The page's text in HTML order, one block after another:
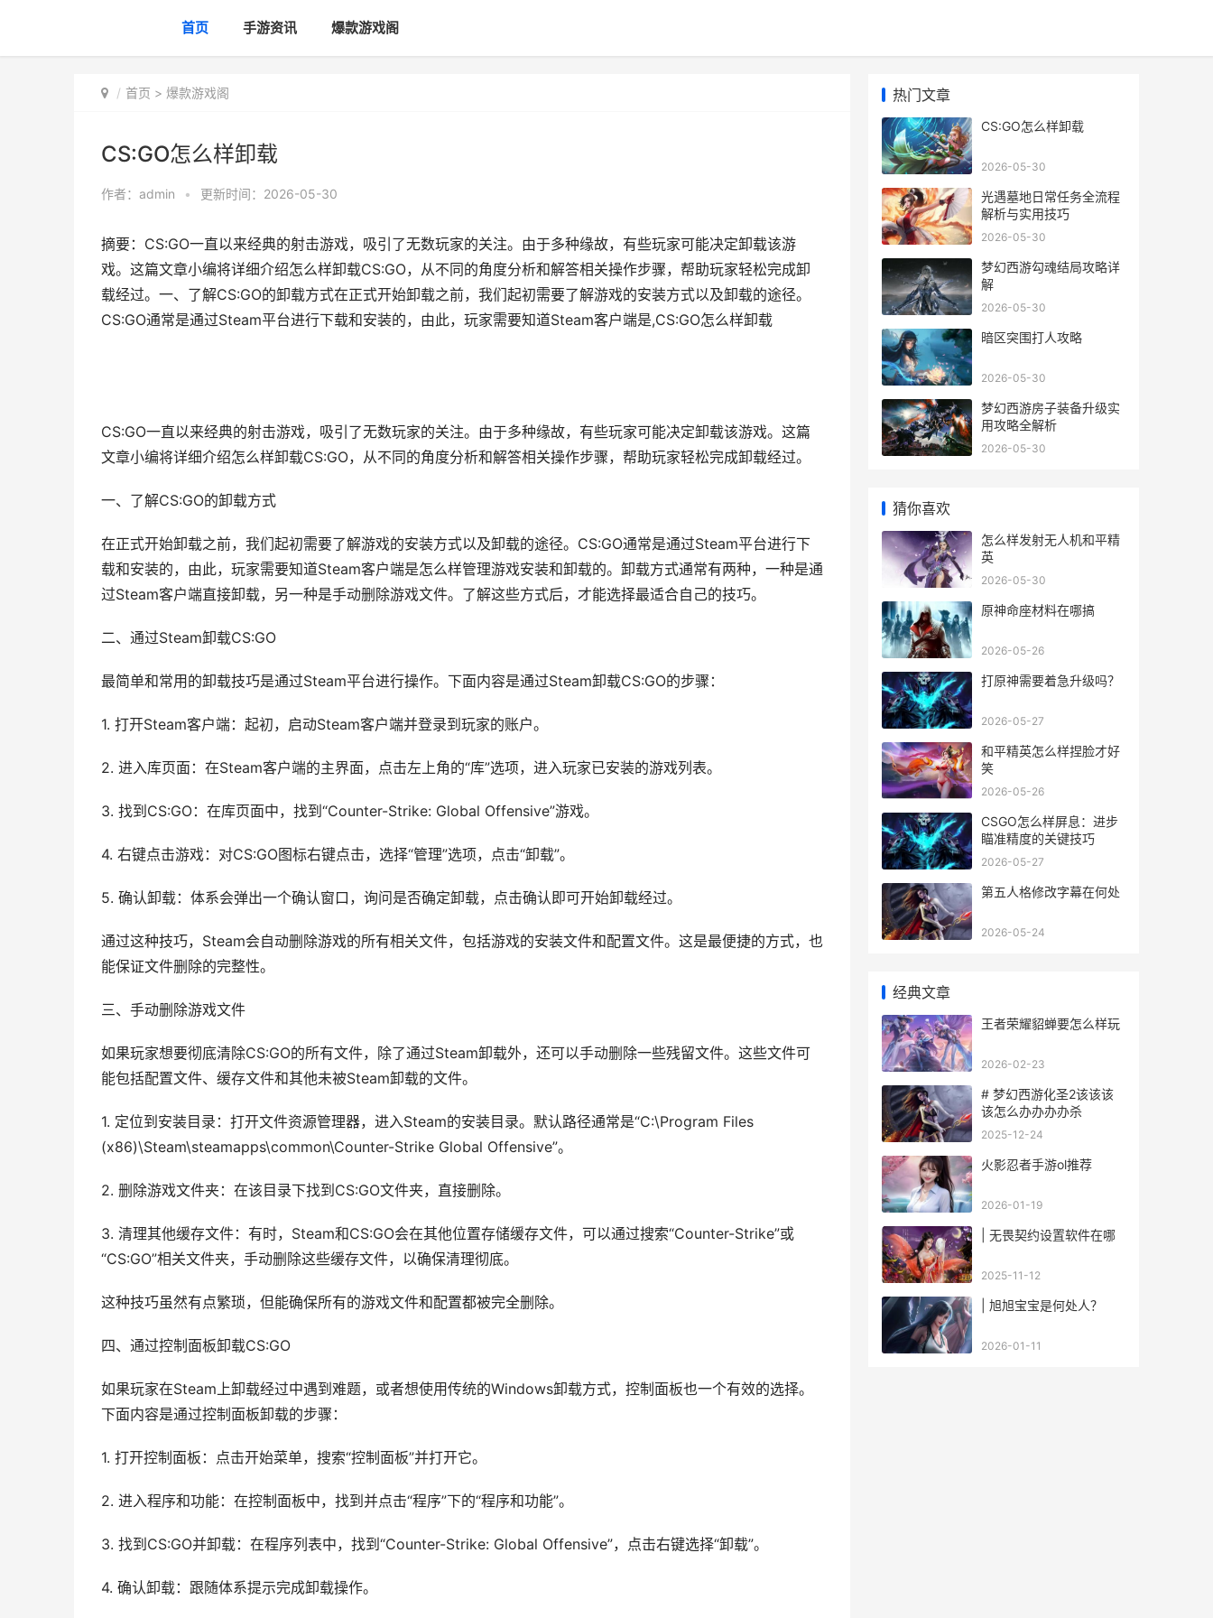
首页 手游资讯 爆款游戏阁
首页 > 爆款游戏阁
CS:GO怎么样卸载
作者： admin • 更新时间：2026-05-30
摘要：CS:GO一直以来经典的射击游戏，吸引了无数玩家的关注。由于多种缘故，有些玩家可能决定卸载该游
戏。这篇文章小编将详细介绍怎么样卸载CS:GO，从不同的角度分析和解答相关操作步骤，帮助玩家轻松完成卸
载经过。一、了解CS:GO的卸载方式在正式开始卸载之前，我们起初需要了解游戏的安装方式以及卸载的途径。
CS:GO通常是通过Steam平台进行下载和安装的，由此，玩家需要知道Steam客户端是,CS:GO怎么样卸载
CS:GO一直以来经典的射击游戏，吸引了无数玩家的关注。由于多种缘故，有些玩家可能决定卸载该游戏。这篇
文章小编将详细介绍怎么样卸载CS:GO，从不同的角度分析和解答相关操作步骤，帮助玩家轻松完成卸载经过。
一、了解CS:GO的卸载方式
在正式开始卸载之前，我们起初需要了解游戏的安装方式以及卸载的途径。CS:GO通常是通过Steam平台进行下
载和安装的，由此，玩家需要知道Steam客户端是怎么样管理游戏安装和卸载的。卸载方式通常有两种，一种是通
过Steam客户端直接卸载，另一种是手动删除游戏文件。了解这些方式后，才能选择最适合自己的技巧。
二、通过Steam卸载CS:GO
最简单和常用的卸载技巧是通过Steam平台进行操作。下面内容是通过Steam卸载CS:GO的步骤：
1. 打开Steam客户端：起初，启动Steam客户端并登录到玩家的账户。
2. 进入库页面：在Steam客户端的主界面，点击左上角的“库”选项，进入玩家已安装的游戏列表。
3. 找到CS:GO：在库页面中，找到“Counter-Strike: Global Offensive”游戏。
4. 右键点击游戏：对CS:GO图标右键点击，选择“管理”选项，点击“卸载”。
5. 确认卸载：体系会弹出一个确认窗口，询问是否确定卸载，点击确认即可开始卸载经过。
通过这种技巧，Steam会自动删除游戏的所有相关文件，包括游戏的安装文件和配置文件。这是最便捷的方式，也
能保证文件删除的完整性。
三、手动删除游戏文件
如果玩家想要彻底清除CS:GO的所有文件，除了通过Steam卸载外，还可以手动删除一些残留文件。这些文件可
能包括配置文件、缓存文件和其他未被Steam卸载的文件。
1. 定位到安装目录：打开文件资源管理器，进入Steam的安装目录。默认路径通常是“C:\Program Files
(x86)\Steam\steamapps\common\Counter-Strike Global Offensive”。
2. 删除游戏文件夹：在该目录下找到CS:GO文件夹，直接删除。
3. 清理其他缓存文件：有时，Steam和CS:GO会在其他位置存储缓存文件，可以通过搜索“Counter-Strike”或
“CS:GO”相关文件夹，手动删除这些缓存文件，以确保清理彻底。
这种技巧虽然有点繁琐，但能确保所有的游戏文件和配置都被完全删除。
四、通过控制面板卸载CS:GO
如果玩家在Steam上卸载经过中遇到难题，或者想使用传统的Windows卸载方式，控制面板也一个有效的选择。
下面内容是通过控制面板卸载的步骤：
1. 打开控制面板：点击开始菜单，搜索“控制面板”并打开它。
2. 进入程序和功能：在控制面板中，找到并点击“程序”下的“程序和功能”。
3. 找到CS:GO并卸载：在程序列表中，找到“Counter-Strike: Global Offensive”，点击右键选择“卸载”。
4. 确认卸载：跟随体系提示完成卸载操作。
热门文章
CS:GO怎么样卸载
2026-05-30
光遇墓地日常任务全流程
解析与实用技巧
2026-05-30
梦幻西游勾魂结局攻略详
解
2026-05-30
暗区突围打人攻略
2026-05-30
梦幻西游房子装备升级实
用攻略全解析
2026-05-30
猜你喜欢
怎么样发射无人机和平精
英
2026-05-30
原神命座材料在哪搞
2026-05-26
打原神需要着急升级吗？
2026-05-27
和平精英怎么样捏脸才好
笑
2026-05-26
CSGO怎么样屏息：进步
瞄准精度的关键技巧
2026-05-27
第五人格修改字幕在何处
2026-05-24
经典文章
王者荣耀貂蝉要怎么样玩
2026-02-23
# 梦幻西游化圣2该该该
该怎么办办办办杀
2025-12-24
火影忍者手游ol推荐
2026-01-19
| 无畏契约设置软件在哪
2025-11-12
| 旭旭宝宝是何处人？
2026-01-11